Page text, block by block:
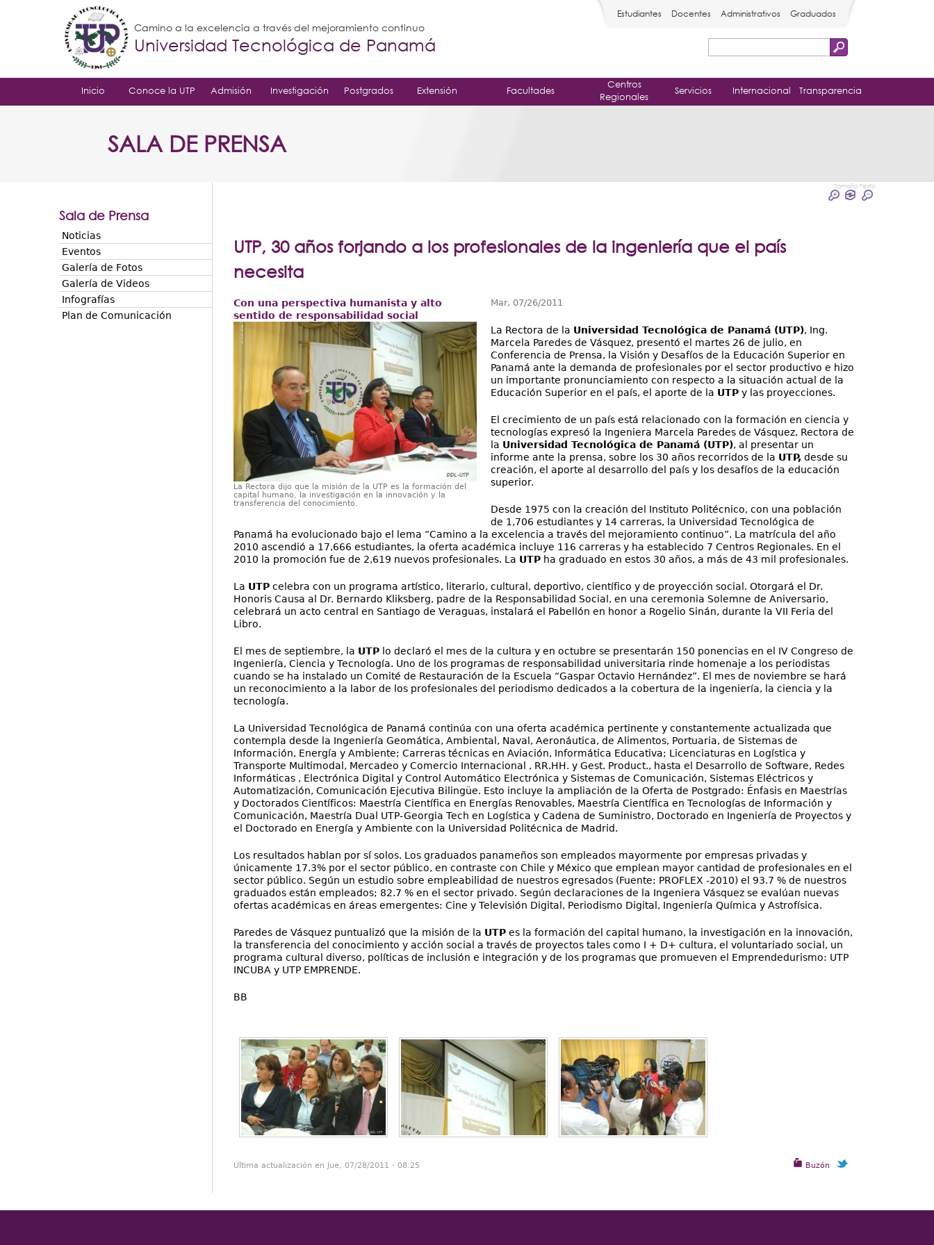
de
Estudiantes Docentes Administrativos Graduados
Camino a la excelencia a través del mejoramiento continuo
Universidad Tecnológica de Panamá
Inicio Conoce la UTP Admisión Investigación Postgrados Extensión Facultades
Centros
Regionales
Servicios Internacional Transparencia
SALA DE PRENSA
Tamaño Texto
UTP, 30 años forjando a los profesionales de la ingeniería que el país
necesita
Con una perspectiva humanista y alto
sentido de responsabilidad social
La Rectora dijo que la misión de la UTP es la formación del
capital humano, la investigación en la innovación y la
transferencia del conocimiento.
Mar, 07/26/2011
La Rectora de la Universidad Tecnológica de Panamá (UTP), Ing.
Marcela Paredes de Vásquez, presentó el martes 26 de julio, en
Conferencia de Prensa, la Visión y Desafíos de la Educación Superior en
Panamá ante la demanda de profesionales por el sector productivo e hizo
un importante pronunciamiento con respecto a la situación actual de la
Educación Superior en el país, el aporte de la UTPy las proyecciones.
El crecimiento de un país está relacionado con la formación en ciencia y
tecnologías expresó la Ingeniera Marcela Paredes de Vásquez, Rectora de
la Universidad Tecnológica de Panamá (UTP), al presentar un
informe ante la prensa, sobre los 30 años recorridos de la UTP, desde su
creación, el aporte al desarrollo del país y los desafíos de la educación
superior.
Desde 1975 con la creación del Instituto Politécnico, con una población
de 1,706 estudiantes y 14 carreras, la Universidad Tecnológica de
Panamá ha evolucionado bajo el lema “Camino a la excelencia a través del mejoramiento continuo”. La matrícula del año
2010 ascendió a 17,666 estudiantes, la oferta académica incluye 116 carreras y ha establecido 7 Centros Regionales. En el
2010 la promoción fue de 2,619 nuevos profesionales. La UTPha graduado en estos 30 años, a más de 43 mil profesionales.
La UTPcelebra con un programa artístico, literario, cultural, deportivo, científico y de proyección social. Otorgará el Dr.
Honoris Causa al Dr. Bernardo Kliksberg, padre de la Responsabilidad Social, en una ceremonia Solemne de Aniversario,
celebrará un acto central en Santiago de Veraguas, instalará el Pabellón en honor a Rogelio Sinán, durante la VII Feria del
Libro.
El mes de septiembre, la UTPlo declaró el mes de la cultura y en octubre se presentarán 150 ponencias en el IV Congreso de
Ingeniería, Ciencia y Tecnología. Uno de los programas de responsabilidad universitaria rinde homenaje a los periodistas
cuando se ha instalado un Comité de Restauración de la Escuela “Gaspar Octavio Hernández”. El mes de noviembre se hará
un reconocimiento a la labor de los profesionales del periodismo dedicados a la cobertura de la ingeniería, la ciencia y la
tecnología.
La Universidad Tecnológica de Panamá continúa con una oferta académica pertinente y constantemente actualizada que
contempla desde la Ingeniería Geomática, Ambiental, Naval, Aeronáutica, de Alimentos, Portuaria, de Sistemas de
Información, Energía y Ambiente; Carreras técnicas en Aviación, Informática Educativa; Licenciaturas en Logística y
Transporte Multimodal, Mercadeo y Comercio Internacional , RR.HH. y Gest. Product., hasta el Desarrollo de Software, Redes
Informáticas , Electrónica Digital y Control Automático Electrónica y Sistemas de Comunicación, Sistemas Eléctricos y
Automatización, Comunicación Ejecutiva Bilingüe. Esto incluye la ampliación de la Oferta de Postgrado: Énfasis en Maestrías
y Doctorados Científicos: Maestría Científica en Energías Renovables, Maestría Científica en Tecnologías de Información y
Comunicación, Maestría Dual UTP-Georgia Tech en Logística y Cadena de Suministro, Doctorado en Ingeniería de Proyectos y
el Doctorado en Energía y Ambiente con la Universidad Politécnica de Madrid.
Los resultados hablan por sí solos. Los graduados panameños son empleados mayormente por empresas privadas y
únicamente 17.3% por el sector público, en contraste con Chile y México que emplean mayor cantidad de profesionales en el
sector público. Según un estudio sobre empleabilidad de nuestros egresados (Fuente: PROFLEX -2010) el 93.7 % de nuestros
graduados están empleados; 82.7 % en el sector privado. Según declaraciones de la Ingeniera Vásquez se evalúan nuevas
ofertas académicas en áreas emergentes: Cine y Televisión Digital, Periodismo Digital, Ingeniería Química y Astrofísica.
Paredes de Vásquez puntualizó que la misión de la UTPes la formación del capital humano, la investigación en la innovación,
la transferencia del conocimiento y acción social a través de proyectos tales como I + D+ cultura, el voluntariado social, un
programa cultural diverso, políticas de inclusión e integración y de los programas que promueven el Emprendedurismo: UTP
INCUBA y UTP EMPRENDE.
BB
Buzón
Última actualización en Jue, 07/28/2011 - 08:25
Sala de Prensa
Noticias
Eventos
Galería de Fotos
Galería de Videos
Infografías
Plan de Comunicación